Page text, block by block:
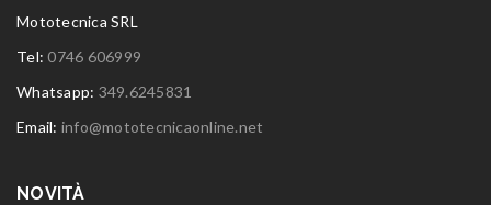
Mototecnica SRL
Tel:0746 606999
Whatsapp: 349.6245831
Email: info@mototecnicaonline.net
NOVITÀ